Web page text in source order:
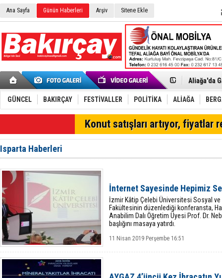
Ana Sayfa Günün Haberleri Arşiv Sitene Ekle
Menemen
Furkan
Chp
AK Parti
SOCAR
Trafiği
Alto,
Chp
Aliağa-
GÜNCEL BAKIRÇAY FESTİVALLER POLİTİKA ALİAĞA
Konut satışları artıyor, fiyatlar
Isparta Haberleri
İnternet Sayesinde Hepimiz
İzmir Kâtip Çelebi Üniversitesi Sosyal
Fakültesinin düzenlediği konferansta,
Anabilim Dalı Öğretim Üyesi Prof. Dr.
başlığını masaya yatırdı.
11 Nisan 2019 Perşembe 16:51